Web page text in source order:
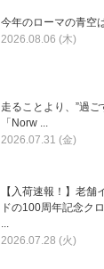
今年のローマの青空
2026.08.06 (木)
走ることより、”過ご
「Norw ...
2026.07.31 (金)
【入荷速報！】老舗
ドの100周年記念ク
...
2026.07.28 (火)